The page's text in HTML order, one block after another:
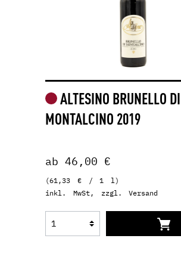
ALTESINO BRUNELLO DI
MONTALCINO 2019
ab 46,00 €
(61,33 € / 1 l)
inkl. MwSt, zzgl. Versand